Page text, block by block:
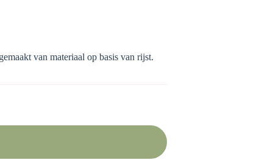
van materiaal op basis van rijst.